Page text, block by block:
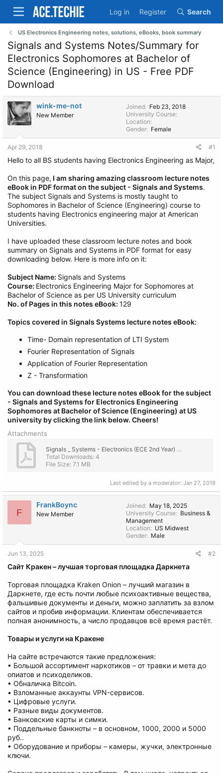
Log in Register Search
US Electronics Engineering notes, solutions, eBooks, book summary
Signals and Systems Notes/Summary for
Electronics Sophomores at Bachelor of
Science (Engineering) in US - Free PDF
Download
wink-me-not
New Member
Joined
Feb 23, 2018
University Course
Location
Gender
Female
Apr 29, 2018 #1
Hello to all BS students having Electronics Engineering as Major,
On this page, I am sharing amazing classroom lecture notes
eBook in PDF format on the subject - Signals and Systems.
The subject Signals and Systems is mostly taught to
Sophomores in Bachelor of Science (Engineering) course to
students having Electronics engineering major at American
Universities.
I have uploaded these classroom lecture notes and book
summary on Signals and Systems in PDF format for easy
downloading below. Here is more info on it:
Subject Name: Signals and Systems
Course: Electronics Engineering Major for Sophomores at
Bachelor of Science as per US University curriculum
No. of Pages in this notes eBook: 129
Topics covered in Signals Systems lecture notes eBook:
Time- Domain representation of LTI System
Fourier Representation of Signals
Application of Fourier Representation
Z - Transformation
You can download these lecture notes eBook for the subject
- Signals and Systems for Electronics Engineering
Sophomores at Bachelor of Science (Engineering) at US
university by clicking the link below. Cheers!
Attachments
Signals _ Systems - Electronics (ECE 2nd Year) Engineering Lecture Notes, eBook PDF Download.pdf
Total Downloads: 4
File Size: 7.1 MB
Last edited by a moderator: Jan 27, 2019
F
FrankBoync
New Member
Joined
May 18, 2025
University Course
Business &
Management
Location
US Midwest
Gender
Male
Jun 13, 2025 #2
Сайт Кракен – лучшая торговая площадка Даркнета
Торговая площадка Kraken Onion – лучший магазин в
Даркнете, где есть почти любые психоактивные вещества,
фальшивые документы и деньги, можно заплатить за взлом
сайтов и пробив информации. Клиентам обеспечивается
полная анонимность, а число продавцов всё время растёт.
Товары и услуги на Кракене
На сайте встречаются такие предложения:
• Большой ассортимент наркотиков – от травки и мета до
опиатов и психоделиков.
• Обналичка Bitcoin.
• Взломанные аккаунты VPN-сервисов.
• Цифровые услуги.
• Разные виды документов.
• Банковские карты и симки.
• Поддельные банкноты – в основном, 1000, 2000 и 5000
руб..
• Оборудование и приборы – камеры, жучки, электронные
ключи.